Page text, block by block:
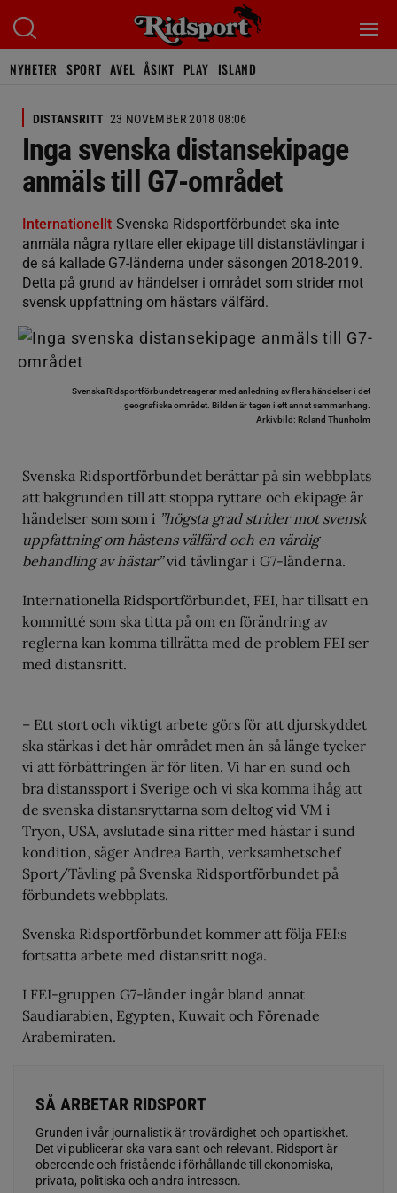
NYHETER SPORT AVEL ÅSIKT PLAY ISLAND
DISTANSRITT 23 NOVEMBER 2018 08:06
Inga svenska distansekipage
anmäls till G7-området
Internationellt Svenska Ridsportförbundet ska inte
anmäla några ryttare eller ekipage till distanstävlingar i
de så kallade G7-länderna under säsongen 2018-2019.
Detta på grund av händelser i området som strider mot
svensk uppfattning om hästars välfärd.
Svenska Ridsportförbundet reagerar med anledning av flera händelser i det
geografiska området. Bilden är tagen i ett annat sammanhang.
Arkivbild: Roland Thunholm
Svenska Ridsportförbundet berättar på sin webbplats
att bakgrunden till att stoppa ryttare och ekipage är
händelser som som i ”högsta grad strider mot svensk
uppfattning om hästens välfärd och en värdig
behandling av hästar”vid tävlingar i G7-länderna.
Internationella Ridsportförbundet, FEI, har tillsatt en
kommitté som ska titta på om en förändring av
reglerna kan komma tillrätta med de problem FEI ser
med distansritt.
– Ett stort och viktigt arbete görs för att djurskyddet
ska stärkas i det här området men än så länge tycker
vi att förbättringen är för liten. Vi har en sund och
bra distanssport i Sverige och vi ska komma ihåg att
de svenska distansryttarna som deltog vid VM i
Tryon, USA, avslutade sina ritter med hästar i sund
kondition, säger Andrea Barth, verksamhetschef
Sport/Tävling på Svenska Ridsportförbundet på
förbundets webbplats.
Svenska Ridsportförbundet kommer att följa FEI:s
fortsatta arbete med distansritt noga.
I FEI-gruppen G7-länder ingår bland annat
Saudiarabien, Egypten, Kuwait och Förenade
Arabemiraten.
SÅ ARBETAR RIDSPORT
Grunden i vår journalistik är trovärdighet och opartiskhet.
Det vi publicerar ska vara sant och relevant. Ridsport är
oberoende och fristående i förhållande till ekonomiska,
privata, politiska och andra intressen.